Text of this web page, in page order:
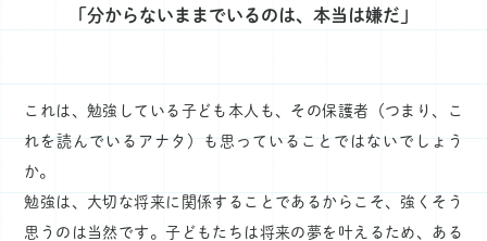
「分からないままでいるのは、本当は嫌だ」
これは、勉強している子ども本人も、その保護者（つまり、こ
れを読んでいるアナタ）も思っていることではないでしょう
か。
勉強は、大切な将来に関係することであるからこそ、強くそう
思うのは当然です。子どもたちは将来の夢を叶えるため、ある